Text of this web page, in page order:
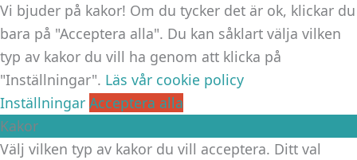
Vi bjuder på kakor! Om du tycker det är ok, klickar du
bara på "Acceptera alla". Du kan såklart välja vilken
typ av kakor du vill ha genom att klicka på
"Inställningar". Läs vår cookie policy
Inställningar Acceptera alla
Kakor
Välj vilken typ av kakor du vill acceptera. Ditt val